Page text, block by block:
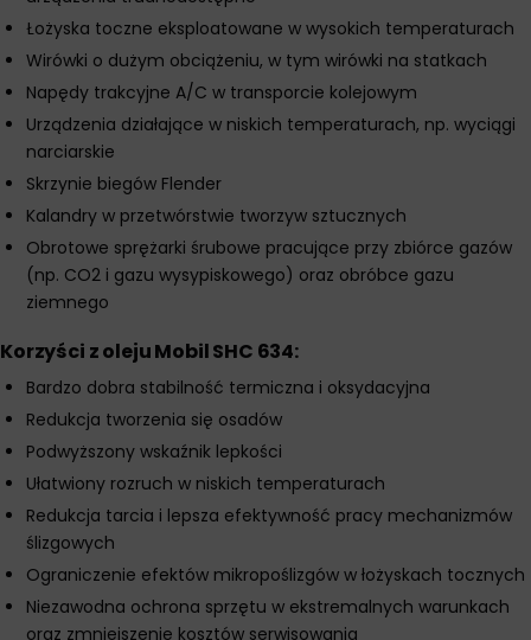
Łożyska toczne eksploatowane w wysokich temperaturach
Wirówki o dużym obciążeniu, w tym wirówki na statkach
Napędy trakcyjne A/C w transporcie kolejowym
Urządzenia działające w niskich temperaturach, np. wyciągi
narciarskie
Skrzynie biegów Flender
Kalandry w przetwórstwie tworzyw sztucznych
Obrotowe sprężarki śrubowe pracujące przy zbiórce gazów
(np. CO2 i gazu wysypiskowego) oraz obróbce gazu
ziemnego
Korzyści z oleju Mobil SHC 634:
Bardzo dobra stabilność termiczna i oksydacyjna
Redukcja tworzenia się osadów
Podwyższony wskaźnik lepkości
Ułatwiony rozruch w niskich temperaturach
Redukcja tarcia i lepsza efektywność pracy mechanizmów
ślizgowych
Ograniczenie efektów mikropoślizgów w łożyskach tocznych
Niezawodna ochrona sprzętu w ekstremalnych warunkach
oraz zmniejszenie kosztów serwisowania